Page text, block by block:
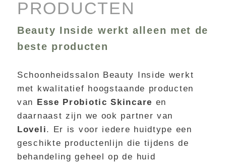
PRODUCTEN
Beauty Inside werkt alleen met de
beste producten
Schoonheidssalon Beauty Inside werkt
met kwalitatief hoogstaande producten
van
Esse Probiotic Skincare en
daarnaast zijn we ook partner van
Loveli. Er is voor iedere huidtype een
geschikte productenlijn die tijdens de
behandeling geheel op de huid